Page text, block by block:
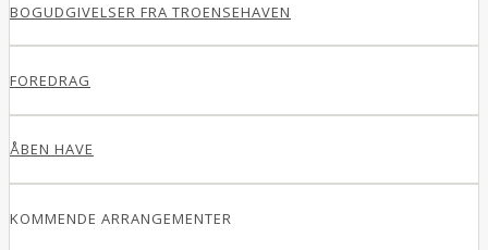
BOGUDGIVELSER FRA TROENSEHAVEN
FOREDRAG
ÅBEN HAVE
KOMMENDE ARRANGEMENTER